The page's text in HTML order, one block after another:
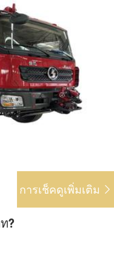
การเช็คดูเพิ่มเติม 
?